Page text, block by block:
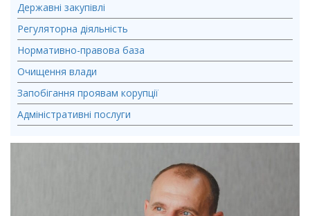
Державні закупівлі
Регуляторна діяльність
Нормативно-правова база
Очищення влади
Запобігання проявам корупції
Адміністративні послуги